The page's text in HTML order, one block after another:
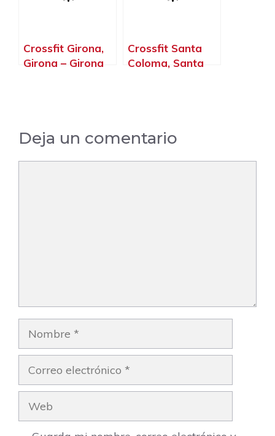
Crossfit Girona,
Girona – Girona
Crossfit Santa
Coloma, Santa
Deja un comentario
Nombre
Correo
electrónico
Web